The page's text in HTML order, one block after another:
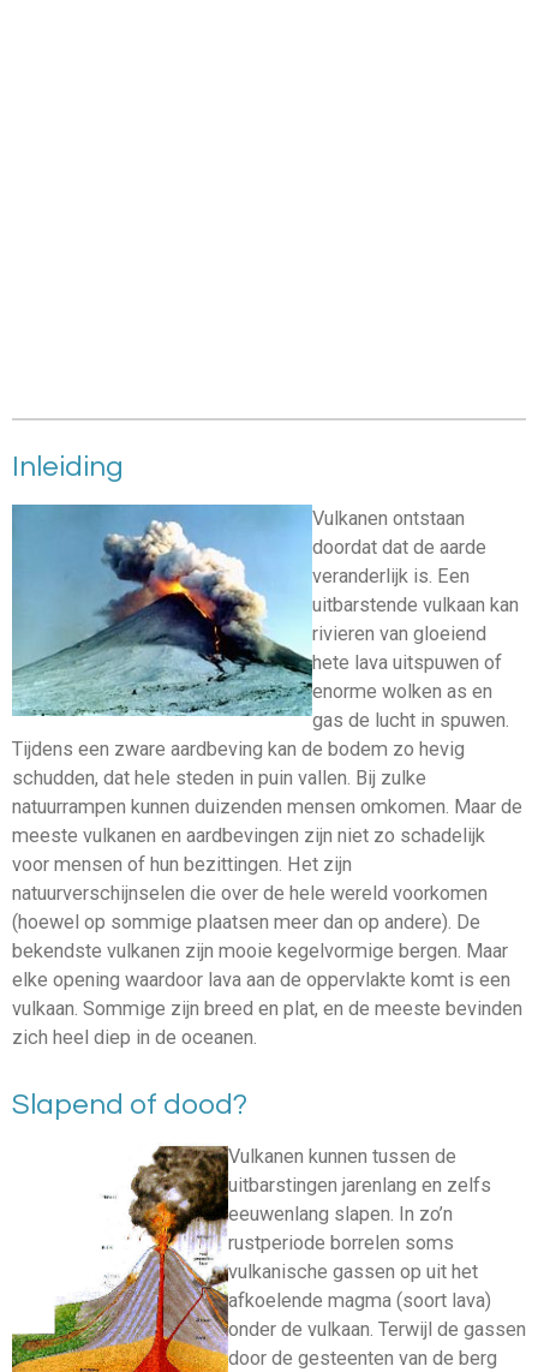
Inleiding
Vulkanen ontstaan
doordat dat de aarde
veranderlijk is. Een
uitbarstende vulkaan kan
rivieren van gloeiend
hete lava uitspuwen of
enorme wolken as en
gas de lucht in spuwen.
Tijdens een zware aardbeving kan de bodem zo hevig
schudden, dat hele steden in puin vallen. Bij zulke
natuurrampen kunnen duizenden mensen omkomen. Maar de
meeste vulkanen en aardbevingen zijn niet zo schadelijk
voor mensen of hun bezittingen. Het zijn
natuurverschijnselen die over de hele wereld voorkomen
(hoewel op sommige plaatsen meer dan op andere). De
bekendste vulkanen zijn mooie kegelvormige bergen. Maar
elke opening waardoor lava aan de oppervlakte komt is een
vulkaan. Sommige zijn breed en plat, en de meeste bevinden
zich heel diep in de oceanen.
Slapend of dood?
Vulkanen kunnen tussen de
uitbarstingen jarenlang en zelfs
eeuwenlang slapen. In zo’n
rustperiode borrelen soms
vulkanische gassen op uit het
afkoelende magma (soort lava)
onder de vulkaan. Terwijl de gassen
door de gesteenten van de berg